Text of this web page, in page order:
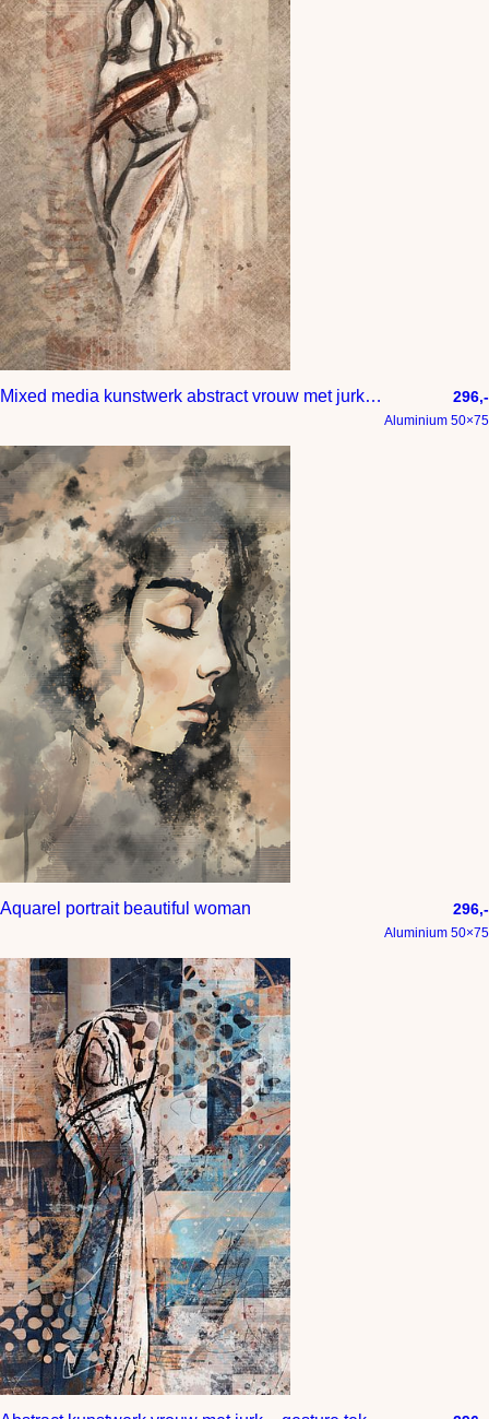
Mixed media kunstwerk abstract vrouw met jurk in brons en beige 296,-
Aluminium 50×75
Aquarel portrait beautiful woman 296,-
Aluminium 50×75